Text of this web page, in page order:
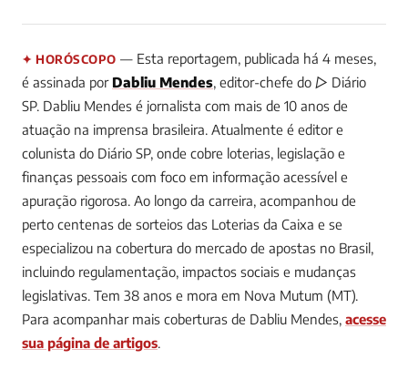
✦ HORÓSCOPO — Esta reportagem, publicada há 4 meses,
é assinada por Dabliu Mendes, editor-chefe do ▷ Diário
SP. Dabliu Mendes é jornalista com mais de 10 anos de
atuação na imprensa brasileira. Atualmente é editor e
colunista do Diário SP, onde cobre loterias, legislação e
finanças pessoais com foco em informação acessível e
apuração rigorosa. Ao longo da carreira, acompanhou de
perto centenas de sorteios das Loterias da Caixa e se
especializou na cobertura do mercado de apostas no Brasil,
incluindo regulamentação, impactos sociais e mudanças
legislativas. Tem 38 anos e mora em Nova Mutum (MT).
Para acompanhar mais coberturas de Dabliu Mendes, acesse
sua página de artigos.